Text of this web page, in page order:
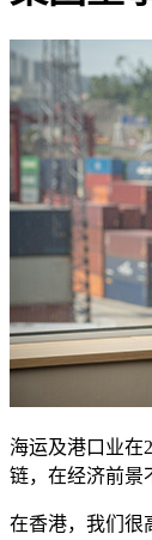
海运及港口业在
链，在经济前景
在香港，我们很